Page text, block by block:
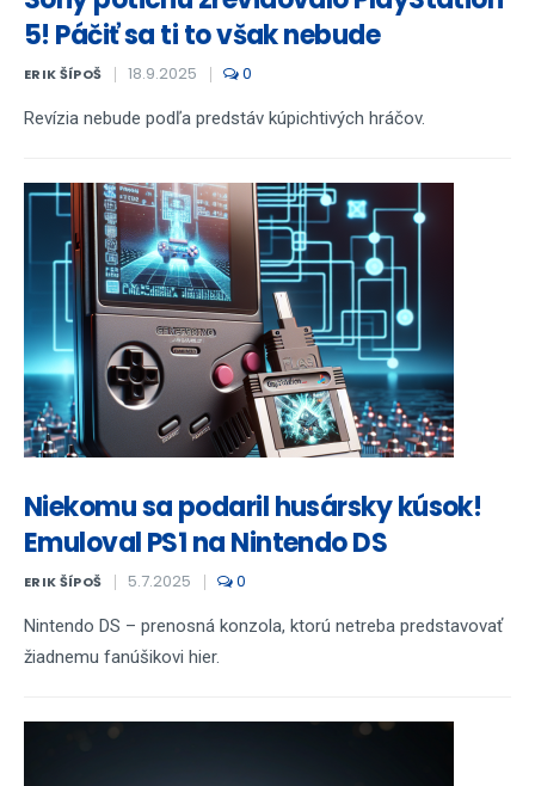
5! Páčiť sa ti to však nebude
ERIK ŠÍPOŠ 18.9.2025 0
Revízia nebude podľa predstáv kúpichtivých hráčov.
Niekomu sa podaril husársky kúsok!
Emuloval PS1 na Nintendo DS
ERIK ŠÍPOŠ 5.7.2025 0
Nintendo DS – prenosná konzola, ktorú netreba predstavovať
žiadnemu fanúšikovi hier.